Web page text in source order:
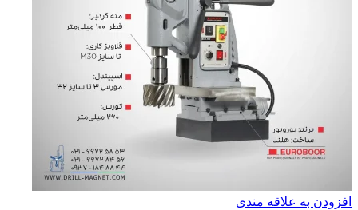
افزودن به علاقه مندی